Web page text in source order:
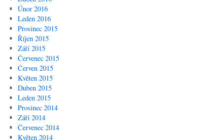
Únor 2016
Leden 2016
Prosinec 2015
Říjen 2015
Září 2015
Červenec 2015
Červen 2015
Květen 2015
Duben 2015
Leden 2015
Prosinec 2014
Září 2014
Červenec 2014
Květen 2014